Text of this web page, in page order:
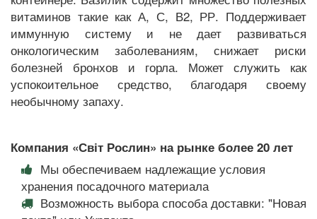
витаминов такие как А, С, В2, РР. Поддерживает
иммунную систему и не дает развиваться
онкологическим заболеваниям, снижает риски
болезней бронхов и горла. Может служить как
успокоительное средство, благодаря своему
необычному запаху.
Компания «Світ Рослин» на рынке более 20 лет
Мы обеспечиваем надлежащие условия
хранения посадочного материала
Возможность выбора способа доставки: "Новая